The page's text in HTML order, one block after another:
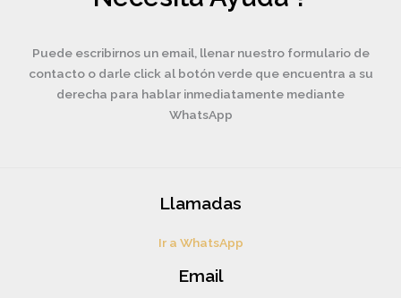
Puede escribirnos un email, llenar nuestro formulario de
contacto o darle click al botón verde que encuentra a su
derecha para hablar inmediatamente mediante
WhatsApp
Llamadas
Ir a WhatsApp
Email